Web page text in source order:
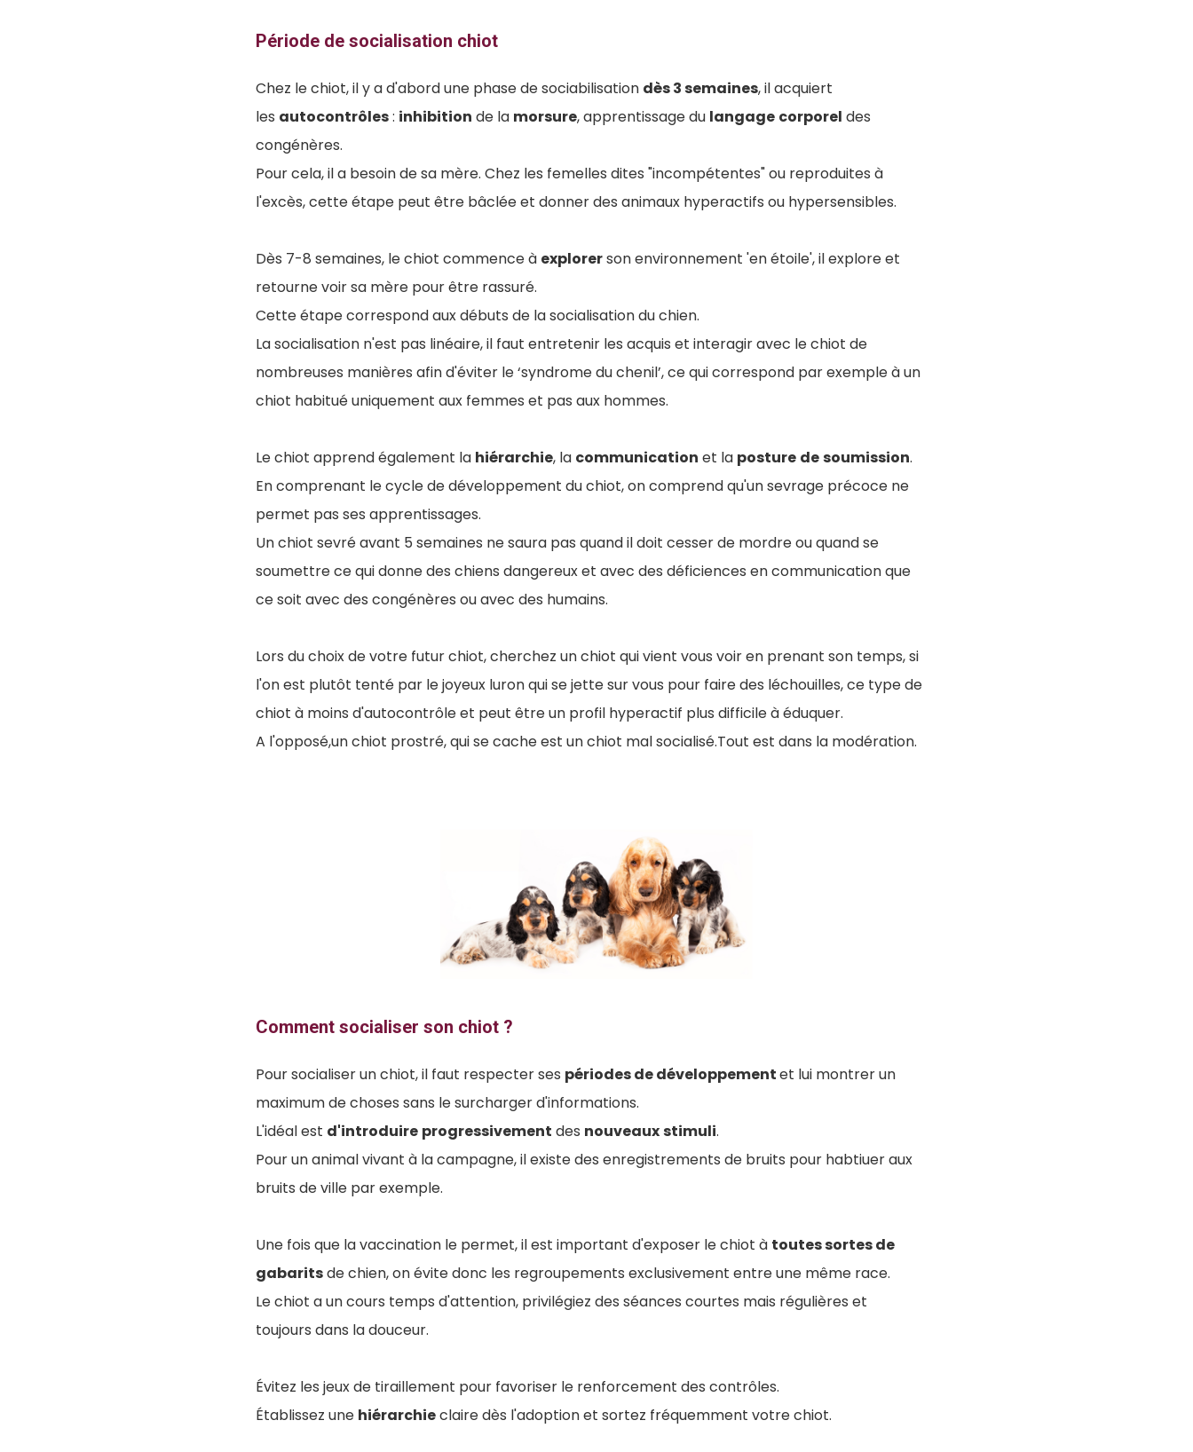
Période de socialisation chiot
Chez le chiot, il y a d'abord une phase de sociabilisation dès 3 semaines, il acquiert
les autocontrôles: inhibition de la morsure, apprentissage du langage corporel des
congénères.
Pour cela, il a besoin de sa mère. Chez les femelles dites "incompétentes" ou reproduites à
l'excès, cette étape peut être bâclée et donner des animaux hyperactifs ou hypersensibles.
Dès 7-8 semaines, le chiot commence à explorerson environnement 'en étoile', il explore et
retourne voir sa mère pour être rassuré.
Cette étape correspond aux débuts de la socialisation du chien.
La socialisation n'est pas linéaire, il faut entretenir les acquis et interagir avec le chiot de
nombreuses manières afin d'éviter le ‘syndrome du chenil’, ce qui correspond par exemple à un
chiot habitué uniquement aux femmes et pas aux hommes.
Le chiot apprend également la hiérarchie, la communication et la posture desoumission.
En comprenant le cycle de développement du chiot, on comprend qu'un sevrage précoce ne
permet pas ses apprentissages.
Un chiot sevré avant 5 semaines ne saura pas quand il doit cesser de mordre ou quand se
soumettre ce qui donne des chiens dangereux et avec des déficiences en communication que
ce soit avec des congénères ou avec des humains.
Lors du choix de votre futur chiot, cherchez un chiot qui vient vous voir en prenant son temps, si
l'on est plutôt tenté par le joyeux luron qui se jette sur vous pour faire des léchouilles, ce type de
chiot à moins d'autocontrôle et peut être un profil hyperactif plus difficile à éduquer.
A l'opposé,un chiot prostré, qui se cache est un chiot mal socialisé.Tout est dans la modération.
Comment socialiser son chiot ?
Pour socialiser un chiot, il faut respecter ses périodes de développementet lui montrer un
maximum de choses sans le surcharger d'informations.
L'idéal est d'introduire progressivement des nouveauxstimuli.
Pour un animal vivant à la campagne, il existe des enregistrements de bruits pour habtiuer aux
bruits de ville par exemple.
Une fois que la vaccination le permet, il est important d'exposer le chiot à toutes sortes de
gabaritsde chien, on évite donc les regroupements exclusivement entre une même race.
Le chiot a un cours temps d'attention, privilégiez des séances courtes mais régulières et
toujours dans la douceur.
Évitez les jeux de tiraillement pour favoriser le renforcement des contrôles.
Établissez une hiérarchieclaire dès l'adoption et sortez fréquemment votre chiot.